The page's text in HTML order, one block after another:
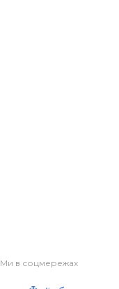
Ми в соцмережах